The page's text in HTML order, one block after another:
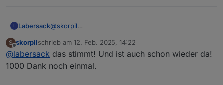
L Labersack@skorpil
S
Offline
skorpilschrieb am 12. Feb. 2025, 14:22
zuletzt editiert von
@labersack das stimmt! Und ist auch schon wieder da!
1000 Dank noch einmal.